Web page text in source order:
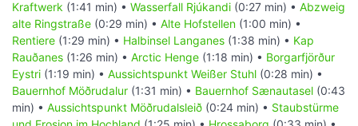
Kraftwerk (1:41 min) • Wasserfall Rjúkandi (0:27 min) • Abzweig
alte Ringstraße (0:29 min) • Alte Hofstellen (1:00 min) •
Rentiere (1:29 min) • Halbinsel Langanes (1:38 min) • Kap
Rauðanes (1:26 min) • Arctic Henge (1:18 min) • Borgarfjörður
Eystri (1:19 min) • Aussichtspunkt Weißer Stuhl (0:28 min) •
Bauernhof Möðrudalur (1:31 min) • Bauernhof Sænautasel (0:43
min) • Aussichtspunkt Möðrudalsleið (0:24 min) • Staubstürme